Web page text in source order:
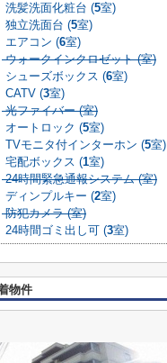
洗髪洗面化粧台 (5室)
独立洗面台 (5室)
エアコン (6室)
ウォークインクロゼット (室)
シューズボックス (6室)
CATV (3室)
光ファイバー (室)
オートロック (5室)
TVモニタ付インターホン (5室)
宅配ボックス (1室)
24時間緊急通報システム (室)
ディンプルキー (2室)
防犯カメラ (室)
24時間ゴミ出し可 (3室)
物件